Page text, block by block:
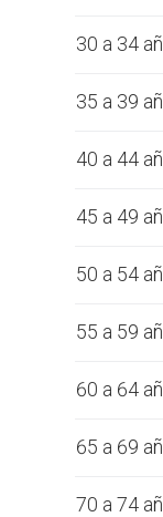
30 a 34
35 a 39
40 a 44
45 a 49
50 a 54
55 a 59
60 a 64
65 a 69
70 a 74